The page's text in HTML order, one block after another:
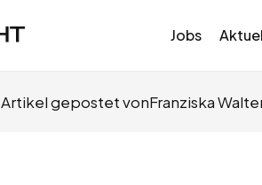
Jobs
Artikel gepostet vonFranziska